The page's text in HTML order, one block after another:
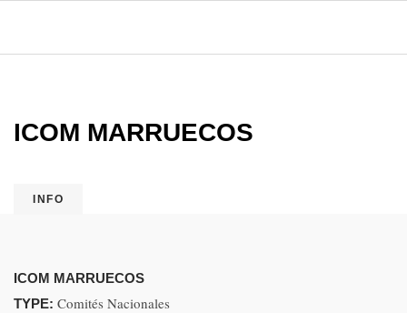
ICOM MARRUECOS
INFO
ICOM MARRUECOS
TYPE: Comités Nacionales